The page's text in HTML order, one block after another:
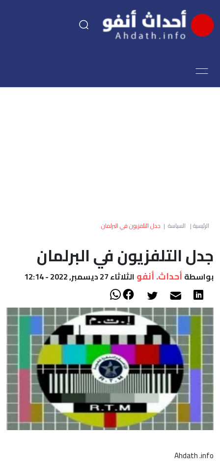
اقتصاد
العالم
أعمدة
الصحراء
الرئيسية| السياسة | جدل التلفزيون في البرلمان
جدل التلفزيون في البرلمان
بواسطة أحداث. أنفو الثلاثاء 27 ديسمبر, 2022 - 12:14
Ahdath .info